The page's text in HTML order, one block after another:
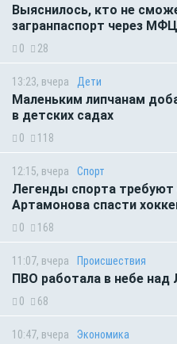
Выяснилось, кто не
загранпаспорт через МФЦ
0 28
13:23, вчера Дети
Маленьким липчанам
в детских садах
0 118
12:15, вчера Спорт
Легенды спорта требуют
Артамонова спасти
0 168
11:07, вчера Происшествия
ПВО работала в небе над
0 68
10:47, вчера Экономика